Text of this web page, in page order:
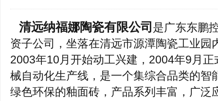
清远纳福娜陶瓷有限公司 是广东东鹏
资子公司，坐落在清远市源潭陶瓷工业园
2003年10月开始动工兴建，2004年9月
械自动化生产线，是一个集综合品类的智
绿色环保的釉面砖，产品系列丰富，广泛